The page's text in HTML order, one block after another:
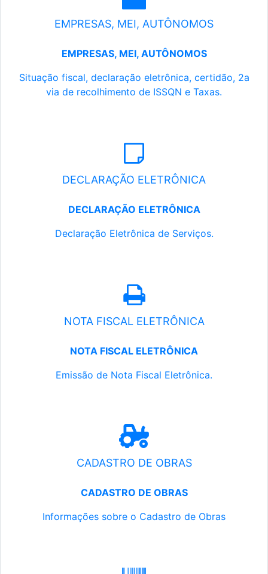
EMPRESAS, MEI, AUTÔNOMOS
EMPRESAS, MEI, AUTÔNOMOS
Situação fiscal, declaração eletrônica, certidão, 2a
via de recolhimento de ISSQN e Taxas.
DECLARAÇÃO ELETRÔNICA
DECLARAÇÃO ELETRÔNICA
Declaração Eletrônica de Serviços.
NOTA FISCAL ELETRÔNICA
NOTA FISCAL ELETRÔNICA
Emissão de Nota Fiscal Eletrônica.
CADASTRO DE OBRAS
CADASTRO DE OBRAS
Informações sobre o Cadastro de Obras